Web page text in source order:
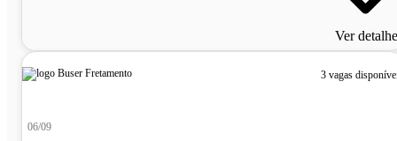
Ver
3 vagas
06/09